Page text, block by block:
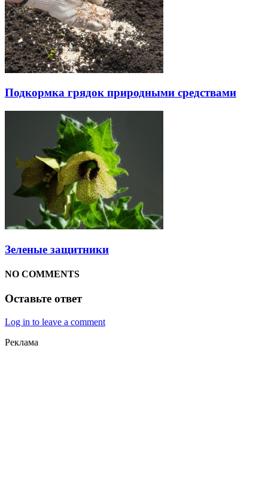
Подкормка грядок природными средствами
Зеленые защитники
NO COMMENTS
Оставьте ответ
Log in to leave a comment
Реклама